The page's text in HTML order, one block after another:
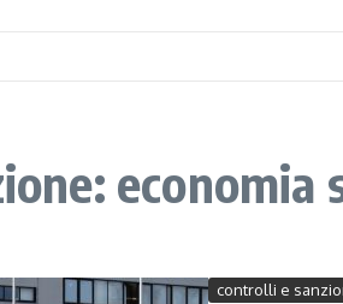
economia
controlli e